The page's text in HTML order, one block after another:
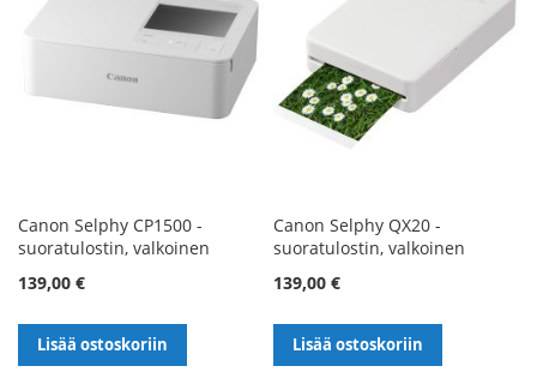
Canon Selphy CP1500 -
suoratulostin, valkoinen
139,00 €
Lisää ostoskoriin
Canon Selphy QX20 -
suoratulostin, valkoinen
139,00 €
Lisää ostoskoriin